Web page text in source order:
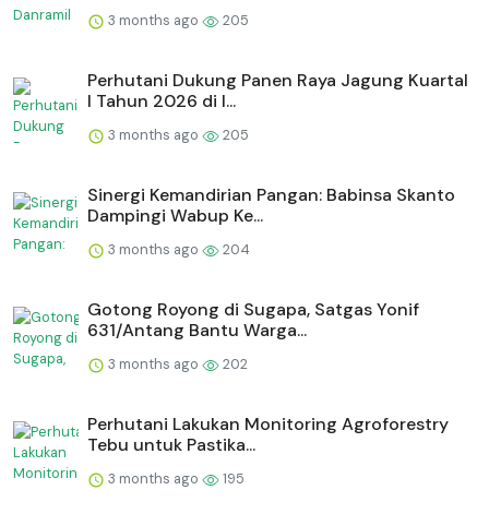
3 months ago 205
Perhutani Dukung Panen Raya Jagung Kuartal
I Tahun 2026 di I...
3 months ago 205
Sinergi Kemandirian Pangan: Babinsa Skanto
Dampingi Wabup Ke...
3 months ago 204
Gotong Royong di Sugapa, Satgas Yonif
631/Antang Bantu Warga...
3 months ago 202
Perhutani Lakukan Monitoring Agroforestry
Tebu untuk Pastika...
3 months ago 195